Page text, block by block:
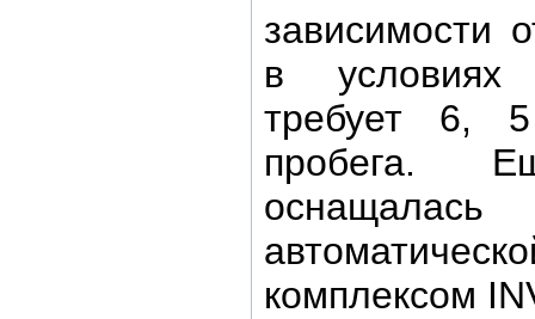
зависимости
в условиях
требует 6,
пробега.
комплексом